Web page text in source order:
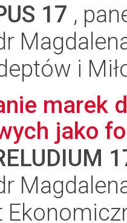
17 ,
i
marek
jako